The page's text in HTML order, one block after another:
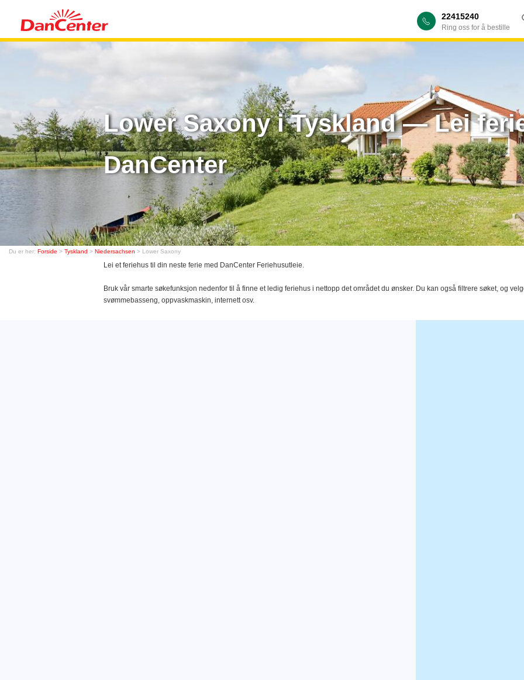
22415240
Ring oss for å bestille
Lower Saxony i Tyskland — Lei
DanCenter
Du er her: Forside > Tyskland > Niedersachsen > Lower Saxony
Lei et feriehus til din neste ferie med DanCenter Feriehusutleie.
Bruk vår smarte søkefunksjon nedenfor til å finne et ledig feriehus i nettopp det området du ønsker. Du kan også filtrere søket, og
svømmebasseng, oppvaskmaskin, internett osv.